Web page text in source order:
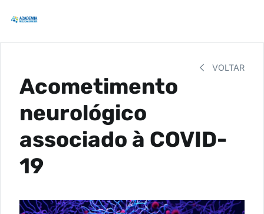
VOLTAR
Acometimento
neurológico
associado à COVID-
19